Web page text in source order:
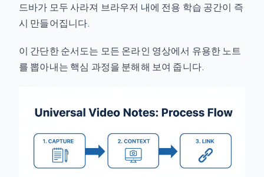
드바가 모두 사라져 브라우저 내에 전용 학습 공간이 즉
시 만들어집니다.
이 간단한 순서도는 모든 온라인 영상에서 유용한 노트
를 뽑아내는 핵심 과정을 분해해 보여 줍니다.